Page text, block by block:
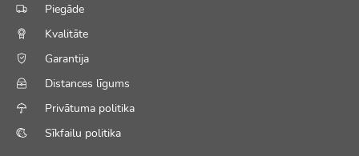
Piegāde
Kvalitāte
Garantija
Distances līgums
Privātuma politika
Sīkfailu politika